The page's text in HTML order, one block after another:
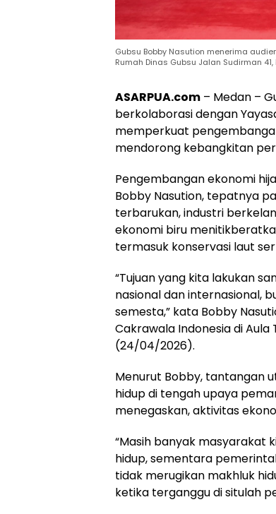
Gubsu Bobby Nasution menerima
Rumah Dinas Gubsu Jalan Sudirman
ASARPUA.com – Medan –
berkolaborasi dengan
memperkuat
mendorong kebangkitan
Pengembangan ekonomi
Bobby Nasution, tepatnya
terbarukan, industri
ekonomi biru
termasuk konservasi laut
“Tujuan yang kita lakukan
nasional dan internasional,
semesta,” kata Bobby
Cakrawala Indonesia di Aula
(24/04/2026).
Menurut Bobby, tantangan
hidup di tengah upaya
menegaskan, aktivitas
“Masih banyak masyarakat
hidup, sementara
tidak merugikan makhluk
ketika terganggu di situlah